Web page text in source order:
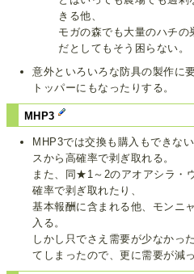
きる他、
モガの森でも大量のハチ
だとしてもそう困らない。
意外といろいろな防具の製作に
トッパーにもなったりする。
MHP3
MHP3では交換も購入もできな
スから高確率で剥ぎ取れる。
また、同★1～2のアオアシラ・
確率で剥ぎ取れたり、
基本報酬に含まれる他、モンニ
入る。
しかし只でさえ需要が少なかっ
てしまったので、更に需要が減